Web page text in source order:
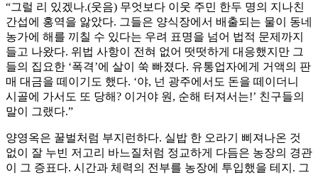
“그럴 리 있겠나.(웃음) 무엇보다 이웃 주민 한두 명의 지나친
간섭에 홍역을 앓았다. 그들은 양식장에서 배출되는 물이 동네
농가에 해를 끼칠 수 있다는 우려 표명을 넘어 법적 문제까지
들고 나왔다. 위법 사항이 전혀 없어 떳떳하게 대응했지만 그
들의 집요한 ‘폭격’에 살이 쑥 빠졌다. 유통업자에게 거액의 판
매 대금을 떼이기도 했다. ‘야, 넌 광주에서도 돈을 떼이더니
시골에 가서도 또 당해? 이거야 원, 순해 터져서는!’ 친구들의
말이 그랬다.”
양영옥은 꿀벌처럼 부지런하다. 실밥 한 오라기 삐져나온 것
없이 잘 누빈 저고리 바느질처럼 정교하게 다듬은 농장의 경관
이 그 증표다. 시간과 체력의 전부를 농장에 투입했을 테지. 그